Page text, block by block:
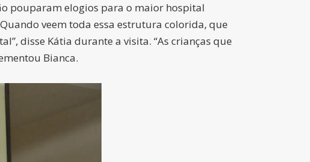
pouparam elogios para o maior hospital
veem toda essa estrutura colorida, que
disse Kátia durante a visita. “As crianças que
Bianca.